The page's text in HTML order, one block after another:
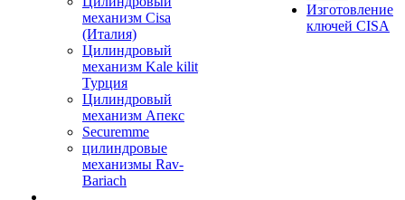
механизм Cisa
(Италия)
Цилиндровый
механизм Kale kilit
Турция
Цилиндровый
механизм Апекс
Securemme
цилиндровые
механизмы Rav-
Bariach
Изготовление
ключей CISA